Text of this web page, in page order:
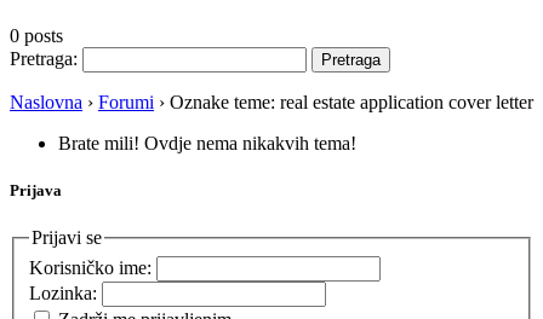
0 posts
Pretraga:
Naslovna › Forumi › Oznake teme: real estate application cover letter
Brate mili! Ovdje nema nikakvih tema!
Prijava
Prijavi se
Korisničko ime:
Lozinka: